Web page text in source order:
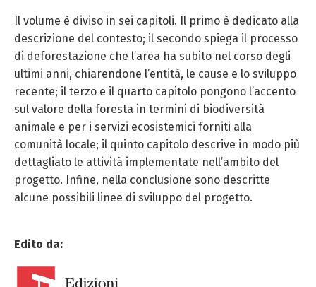
Il volume è diviso in sei capitoli. Il primo è dedicato alla
descrizione del contesto; il secondo spiega il processo
di deforestazione che l’area ha subito nel corso degli
ultimi anni, chiarendone l’entità, le cause e lo sviluppo
recente; il terzo e il quarto capitolo pongono l’accento
sul valore della foresta in termini di biodiversità
animale e per i servizi ecosistemici forniti alla
comunità locale; il quinto capitolo descrive in modo più
dettagliato le attività implementate nell’ambito del
progetto. Infine, nella conclusione sono descritte
alcune possibili linee di sviluppo del progetto.
Edito da: